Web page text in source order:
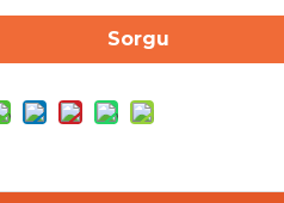
Sorgu